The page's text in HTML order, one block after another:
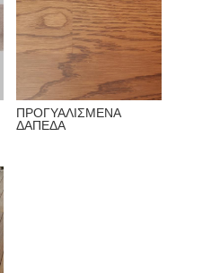
ΠΡΟΓΥΑΛΙΣΜΕΝΑ
ΔΑΠΕΔΑ